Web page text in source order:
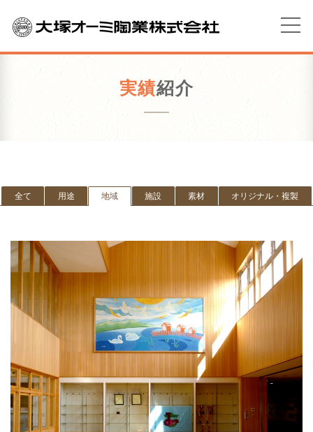
実績紹介
全て 用途 地域 施設 素材 オリジナル・複製